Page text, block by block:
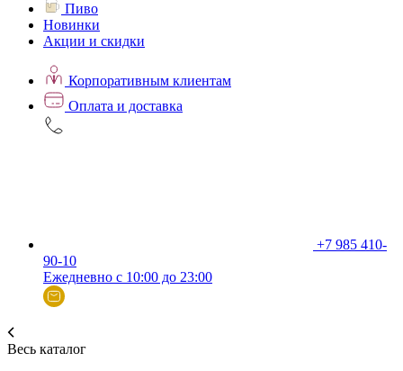
Пиво
Новинки
Акции и скидки
Корпоративным клиентам
Оплата и доставка
+7 985 410-
90-10
Ежедневно с 10:00 до 23:00
Весь каталог